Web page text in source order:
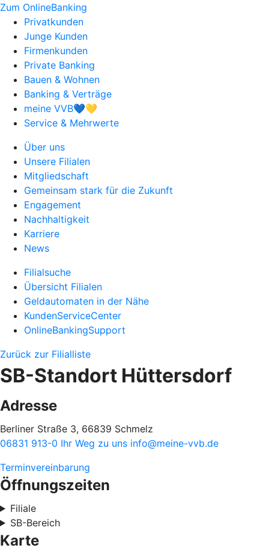
Zum OnlineBanking
Privatkunden
Junge Kunden
Firmenkunden
Private Banking
Bauen & Wohnen
Banking & Verträge
meine VVB💙💛
Service & Mehrwerte
Über uns
Unsere Filialen
Mitgliedschaft
Gemeinsam stark für die Zukunft
Engagement
Nachhaltigkeit
Karriere
News
Filialsuche
Übersicht Filialen
Geldautomaten in der Nähe
KundenServiceCenter
OnlineBankingSupport
Zurück zur Filialliste
SB-Standort Hüttersdorf
Adresse
Berliner Straße 3, 66839 Schmelz
06831 913-0 Ihr Weg zu uns info@meine-vvb.de
Terminvereinbarung
Öffnungszeiten
Filiale
SB-Bereich
Karte